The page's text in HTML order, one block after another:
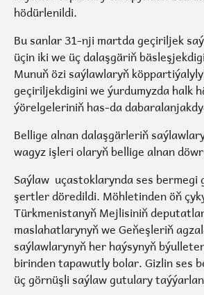
hödürlenildi.
Bu sanlar 31-nji martda geçiriljek
üçin iki we üç dalaşgäriň
Munuň özi saýlawlaryň
geçiriljekdigini we ýurdumyzda halk
ýörelgeleriniň has-da
Bellige alnan dalaşgärleriň
wagyz işleri olaryň bellige alnan
Saýlaw uçastoklarynda ses bermegi
şertler döredildi. Möhletinden öň
Türkmenistanyň Mejlisiniň
maslahatlarynyň we Geňeşleriň
saýlawlarynyň her haýsynyň
birinden tapawutly bolar. Gizlin ses
üç görnüşli saýlaw gutulary